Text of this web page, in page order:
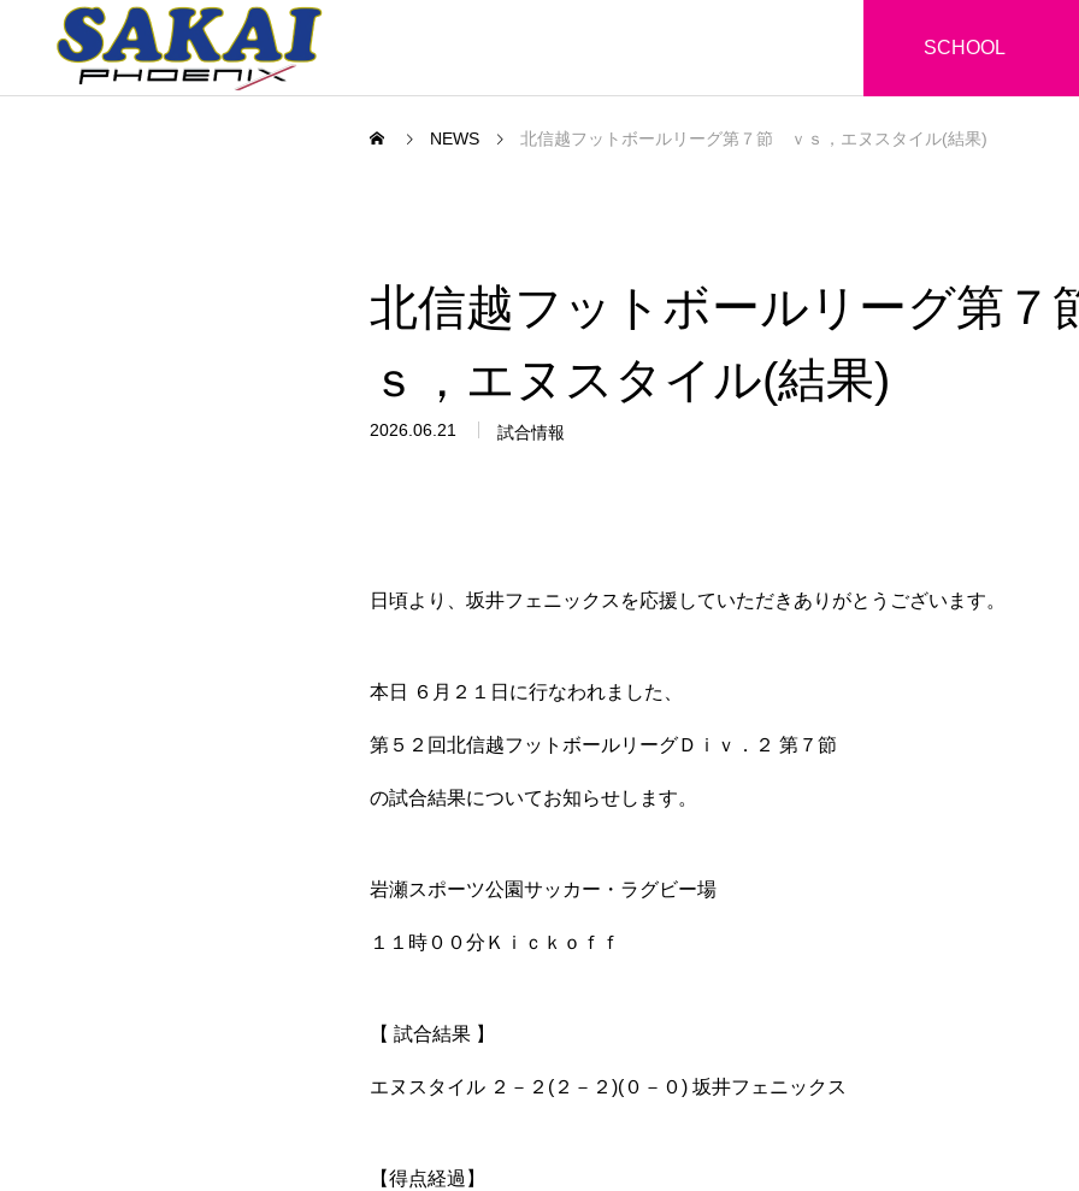
SCHOOL
NEWS 北信越フットボールリーグ第７節 ｖｓ，エヌスタイル(結果)
北信越フットボールリーグ第
ｓ，エヌスタイル(結果)
2026.06.21 試合情報
日頃より、坂井フェニックスを応援していただきありがとうございます。
本日 ６月２１日に行なわれました、
第５２回北信越フットボールリーグＤｉｖ．２ 第７節
の試合結果についてお知らせします。
岩瀬スポーツ公園サッカー・ラグビー場
１１時００分Ｋｉｃｋｏｆｆ
【 試合結果 】
エヌスタイル ２－２(２－２)(０－０) 坂井フェニックス
【得点経過】